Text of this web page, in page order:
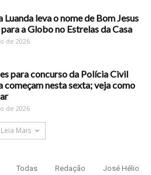
Luanda leva o nome de Bom Jesus
a Globo no Estrelas da Casa
de 2026
para concurso da Polícia Civil
começam nesta sexta; veja como
de 2026
Leia Mais
Todas Redação José Hélio